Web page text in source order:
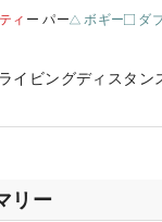
ィ ー パー ボギー ダ
ライビングディスタン
リー